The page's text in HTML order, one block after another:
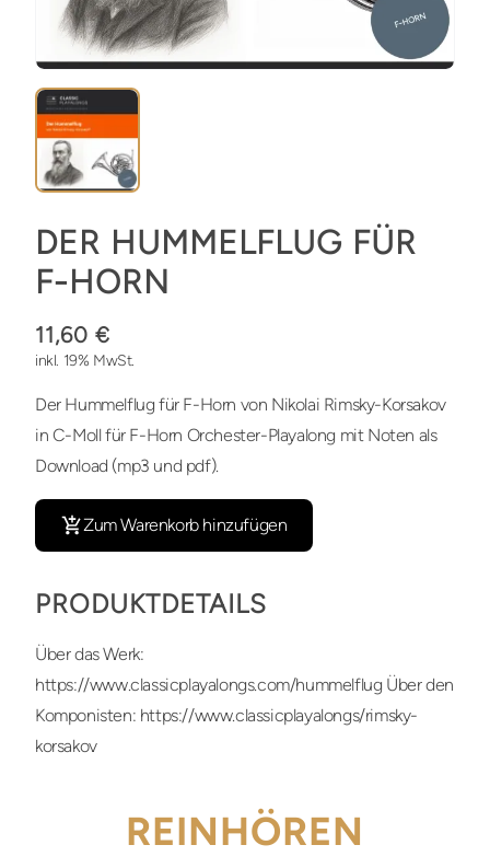
DER HUMMELFLUG FÜR
F-HORN
11,60 €
inkl. 19% MwSt.
Der Hummelflug für F-Horn von Nikolai Rimsky-Korsakov
in C-Moll für F-Horn Orchester-Playalong mit Noten als
Download (mp3 und pdf).
Zum Warenkorb hinzufügen
PRODUKTDETAILS
Über das Werk:
https://www.classicplayalongs.com/hummelflug Über den
Komponisten: https://www.classicplayalongs/rimsky-
korsakov
REINHÖREN